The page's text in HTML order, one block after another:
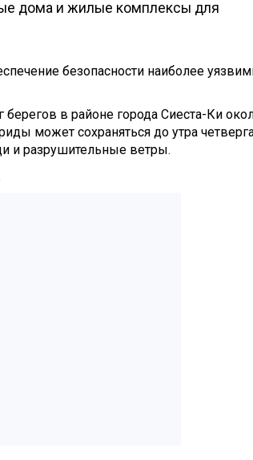
дома и жилые комплексы для
безопасности наиболее
берегов в районе города Сиеста-Ки
может сохраняться до утра
и разрушительные ветры.